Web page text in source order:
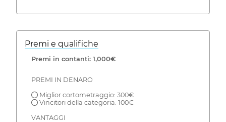
Premi e qualifiche
Premi in contanti: 1,000€
PREMI IN DENARO
● Miglior cortometraggio: 300€
● Vincitori della categoria: 100€
VANTAGGI